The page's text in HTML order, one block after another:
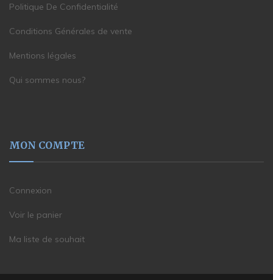
Politique De Confidentialité
Conditions Générales de vente
Mentions légales
Qui sommes nous?
MON COMPTE
Connexion
Voir le panier
Ma liste de souhait